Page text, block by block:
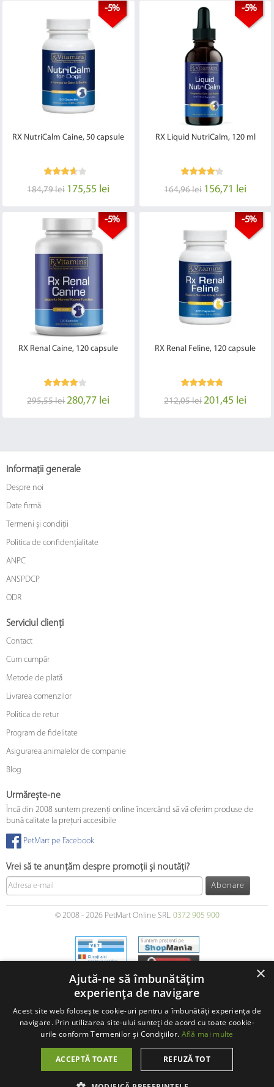
-5%
RX NutriCalm Caine, 50 capsule
184,79 lei 175,55 lei
-5%
RX Liquid NutriCalm, 120 ml
164,96 lei 156,71 lei
-5%
RX Renal Caine, 120 capsule
295,55 lei 280,77 lei
-5%
RX Renal Feline, 120 capsule
212,05 lei 201,45 lei
Informații generale
Despre noi
Date firmă
Termeni și condiții
Politica de confidențialitate
ANPC
ANSPDCP
ODR
Serviciul clienți
Contact
Cum cumpăr
Metode de plată
Livrarea comenzilor
Politica de retur
Program de fidelitate
Asigurarea animalelor de companie
Blog
Urmărește-ne
Încă din 2008 suntem prezenți online încercând să vă oferim produse de
bună calitate la prețuri accesibile
PetMart pe Facebook
Vrei să te anunțăm despre promoții și noutăți?
Abonare
© 2008 - 2026 PetMart Online SRL. 0372 905 900
×
Ajută-ne să îmbunătățim
experiența de navigare
Acest site web folosește cookie-uri pentru a îmbunătăți experiența de
navigare. Prin utilizarea site-ului sunteți de acord cu toate cookie-
urile conform Termenilor și Condițiilor. Află mai multe
ACCEPTĂ TOATE REFUZĂ TOT